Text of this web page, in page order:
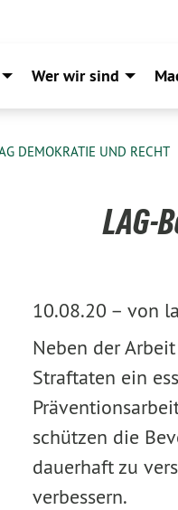
Wer wir sind
DEMOKRATIE UND RECHT
LAG-
10.08.20 – von
Neben der
Straftaten ein
schützen die
dauerhaft zu
verbessern.